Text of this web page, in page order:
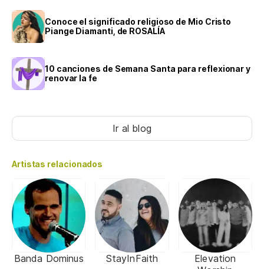
Conoce el significado religioso de Mio Cristo
Piange Diamanti, de ROSALÍA
10 canciones de Semana Santa para reflexionar y
renovar la fe
Ir al blog
Artistas relacionados
Banda Dominus StayInFaith
Elevation